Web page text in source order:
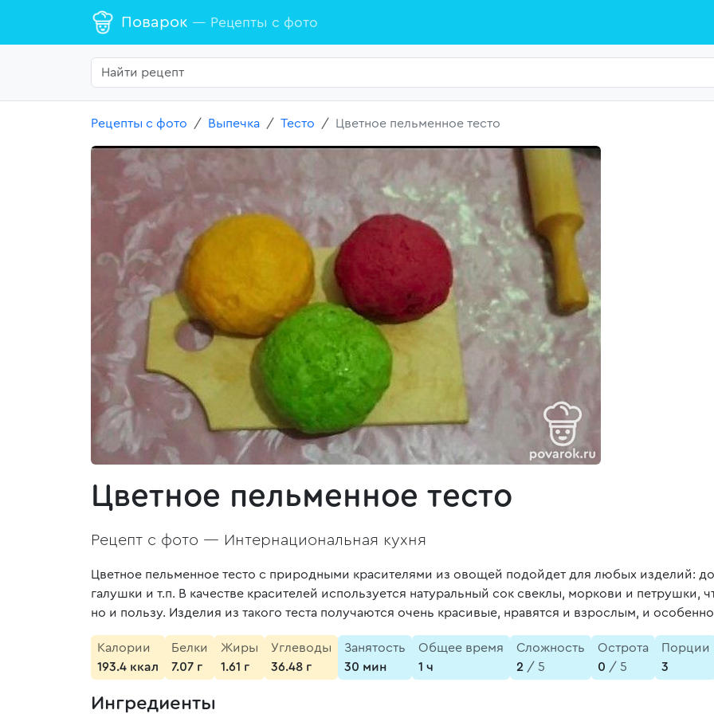
Поварок — Рецепты с фото
Рецепты с фото Выпечка Тесто Цветное пельменное тесто
Цветное пельменное тесто
Рецепт с фото — Интернациональная кухня
Цветное пельменное тесто с природными красителями из овощей подойдет для любых изделий:
галушки и т.п. В качестве красителей используется натуральный сок свеклы, моркови и петрушки,
но и пользу. Изделия из такого теста получаются очень красивые, нравятся и взрослым, и
Калории
193.4 ккал
Белки
7.07 г
Жиры
1.61 г
Углеводы
36.48 г
Занятость
30 мин
Общее время
1 ч
Сложность
2 / 5
Острота
0 / 5
Порции
3
Ингредиенты